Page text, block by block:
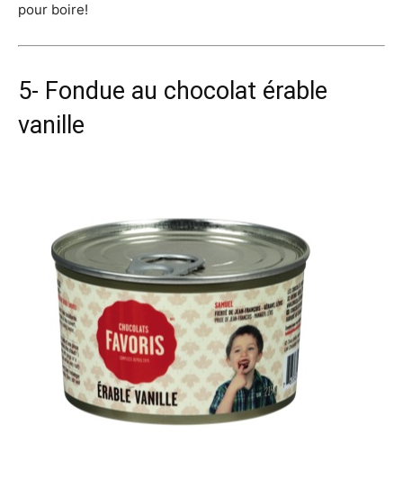
pour boire!
5- Fondue au chocolat érable
vanille